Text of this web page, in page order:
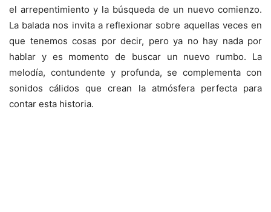
el arrepentimiento y la búsqueda de un nuevo comienzo.
La balada nos invita a reflexionar sobre aquellas veces en
que tenemos cosas por decir, pero ya no hay nada por
hablar y es momento de buscar un nuevo rumbo. La
melodía, contundente y profunda, se complementa con
sonidos cálidos que crean la atmósfera perfecta para
contar esta historia.